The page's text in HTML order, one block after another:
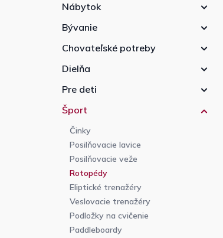
Nábytok
Bývanie
Chovateľské potreby
Dielňa
Pre deti
Šport
Činky
Posilňovacie lavice
Posilňovacie veže
Rotopédy
Eliptické trenažéry
Veslovacie trenažéry
Podložky na cvičenie
Paddleboardy